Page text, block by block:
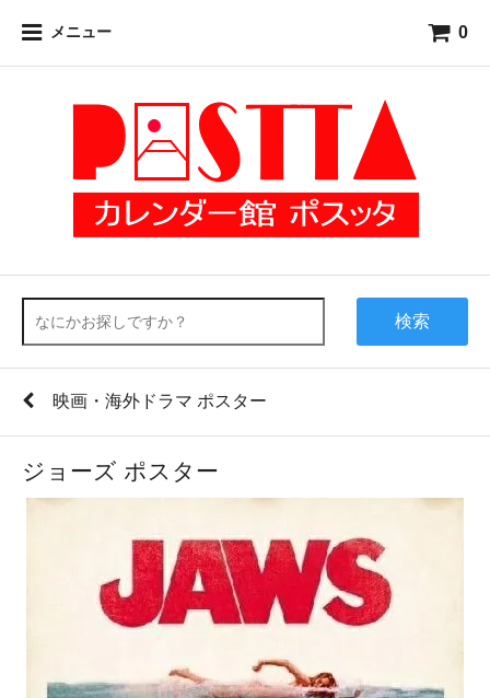
メニュー 0
検索
映画・海外ドラマ ポスター
ジョーズ ポスター